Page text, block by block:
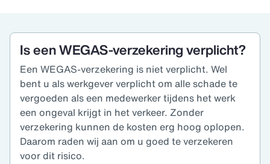
Is een WEGAS-verzekering verplicht?
Een WEGAS-verzekering is niet verplicht. Wel
bent u als werkgever verplicht om alle schade te
vergoeden als een medewerker tijdens het werk
een ongeval krijgt in het verkeer. Zonder
verzekering kunnen de kosten erg hoog oplopen.
Daarom raden wij aan om u goed te verzekeren
voor dit risico.